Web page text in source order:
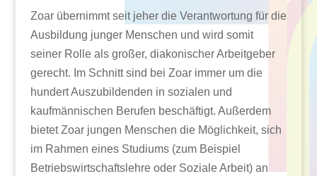
Zoar übernimmt seit jeher die Verantwortung für die
Ausbildung junger Menschen und wird somit
seiner Rolle als großer, diakonischer Arbeitgeber
gerecht. Im Schnitt sind bei Zoar immer um die
hundert Auszubildenden in sozialen und
kaufmännischen Berufen beschäftigt. Außerdem
bietet Zoar jungen Menschen die Möglichkeit, sich
im Rahmen eines Studiums (zum Beispiel
Betriebswirtschaftslehre oder Soziale Arbeit) an